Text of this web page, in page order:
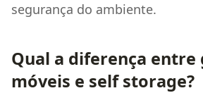
segurança do ambiente.
Qual a diferença entre
móveis e self storage?